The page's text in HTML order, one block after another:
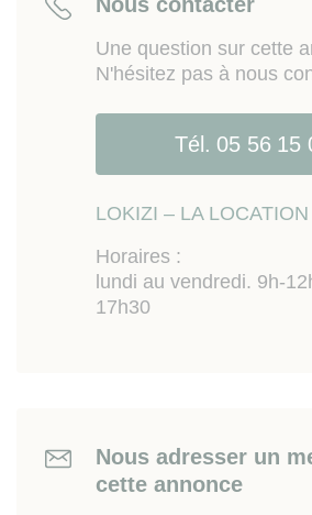
Sur place ou à proximité:
à 15mn (arrêt Peixotto ou Arts et
centres de formation (dont
Sciences Agro) supermarchés,
sportives (dont stade nautique),
accès rapide à rocade sud (sortie
est exposé sont disponibles sur
Une question sur cette
N'hésitez pas à nous
Tél. 05 56 15
LOKIZI – LA
Horaires :
lundi au vendredi. 9h-
17h30
Nous adresser un
cette annonce